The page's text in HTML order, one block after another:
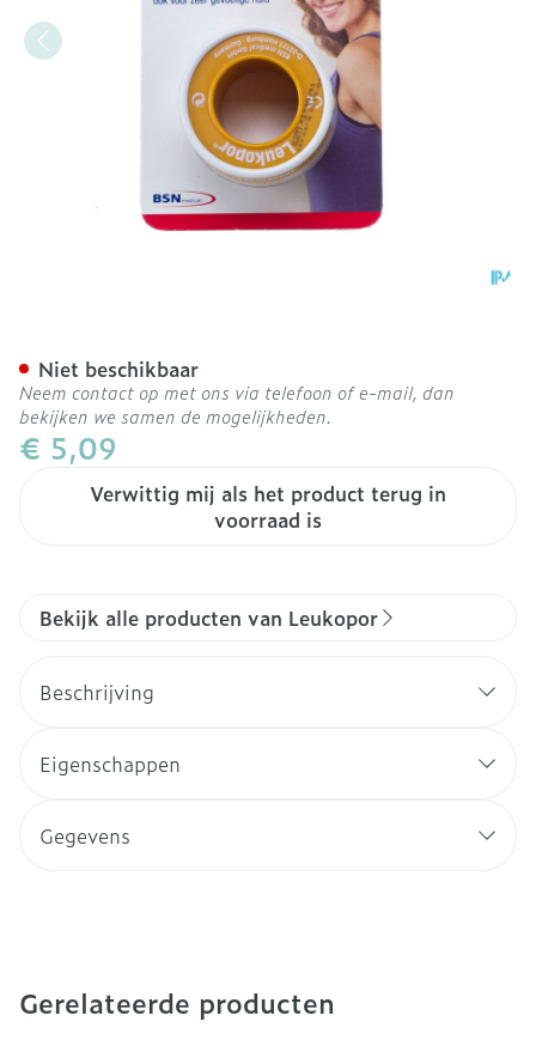
€ 5,09
Verwittig mij als het product terug in
voorraad is
Niet beschikbaar
Neem contact op met ons via telefoon of e-mail, dan
bekijken we samen de mogelijkheden.
Bekijk alle producten van Leukopor
Beschrijving
Eigenschappen
Gegevens
Gerelateerde producten